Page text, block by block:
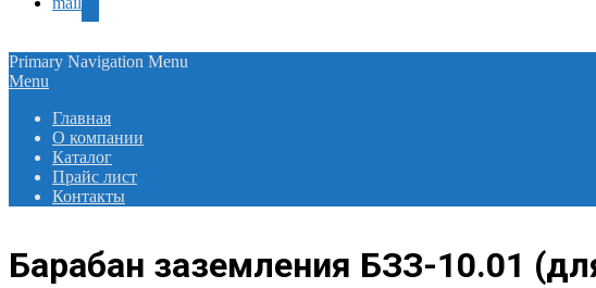
Primary Navigation Menu
Menu
Главная
О компании
Каталог
Прайс лист
Контакты
Барабан заземления БЗЗ-10.01